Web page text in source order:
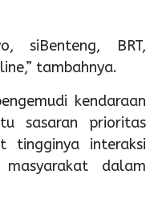
siBenteng, BRT,
tambahnya.
kendaraan
sasaran prioritas
tingginya interaksi
dalam